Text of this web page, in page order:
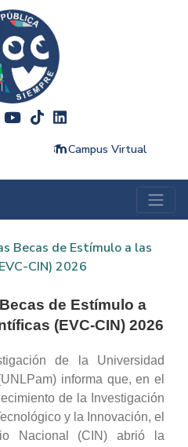
Campus Virtual
Becas de Estímulo a las
CIN) 2026
de Estímulo a
(EVC-CIN) 2026
de la Universidad
informa que, en el
de la Investigación
y la Innovación, el
Nacional (CIN) abrió la